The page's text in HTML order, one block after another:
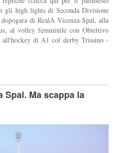
gli high lights di Seconda Divisione
di RealÂ Vicenza-Spal, alla
al volley femminile con Obiettivo
di A1 col derby Trissino -
Spal. Ma scappa la